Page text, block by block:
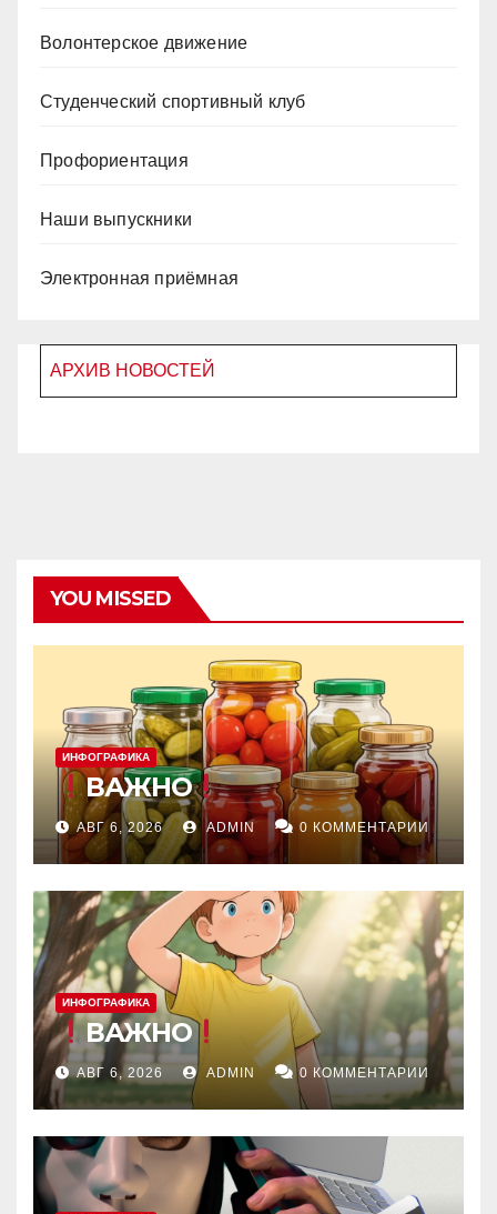
Волонтерское движение
Студенческий спортивный клуб
Профориентация
Наши выпускники
Электронная приёмная
АРХИВ НОВОСТЕЙ
YOU MISSED
ИНФОГРАФИКА
ВАЖНО
АВГ 6, 2026 ADMIN 0 КОММЕНТАРИИ
ИНФОГРАФИКА
ВАЖНО
АВГ 6, 2026 ADMIN 0 КОММЕНТАРИИ